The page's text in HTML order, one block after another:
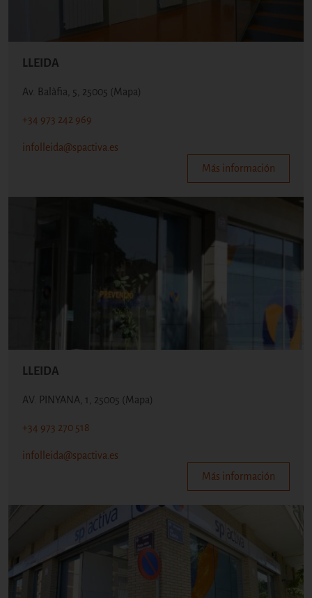
LLEIDA
Av. Balàfia, 5, 25005 (Mapa)
+34 973 242 969
infolleida@spactiva.es
Más información
LLEIDA
AV. PINYANA, 1, 25005 (Mapa)
+34 973 270 518
infolleida@spactiva.es
Más información